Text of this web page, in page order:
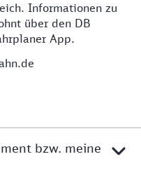
Informationen zu
über den DB
App.
bzw. meine